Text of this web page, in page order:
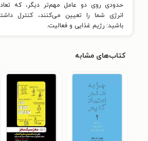
حدودی روی دو عامل مهم‌تر دیگر، که
انرژی شما را تعیین می‌کنند، کنترل
باشید: رژیم غذایی و فعالیت.
کتاب‌های مشابه